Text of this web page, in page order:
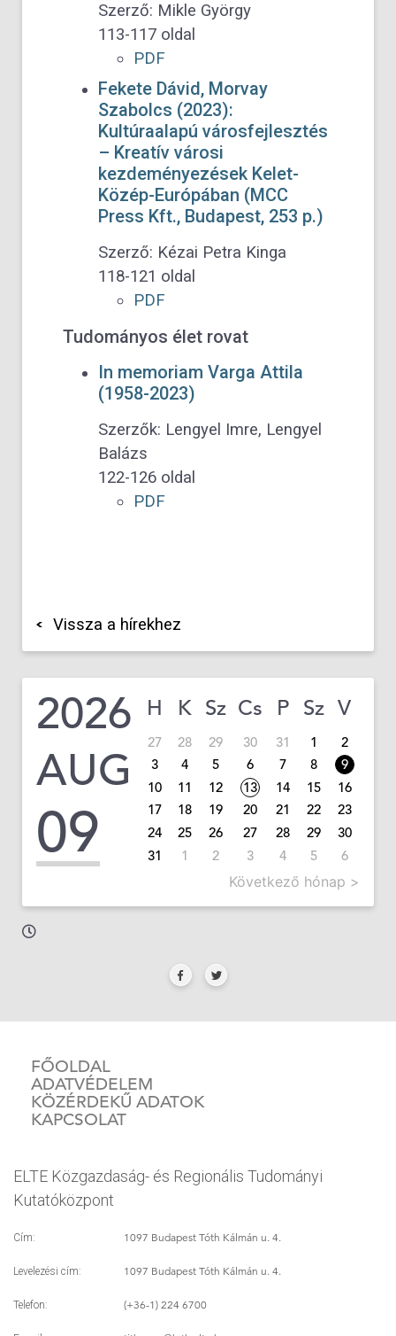
Szerző: Mikle György
113-117 oldal
PDF
Fekete Dávid, Morvay
Szabolcs (2023):
Kultúraalapú városfejlesztés
– Kreatív városi
kezdeményezések Kelet-
Közép-Európában (MCC
Press Kft., Budapest, 253 p.)
Szerző: Kézai Petra Kinga
118-121 oldal
PDF
Tudományos élet rovat
In memoriam Varga Attila
(1958-2023)
Szerzők: Lengyel Imre, Lengyel
Balázs
122-126 oldal
PDF
Vissza a hírekhez
2026
AUG
09
H K Sz Cs P Sz V
27 28 29 30 31 1
2
3
4 5 6 7 8
9
10
11 12 13 14 15
16
17
18 19 20 21 22
23
24
25 26 27 28 29
30
31
1 2 3 4 5 6
Következő hónap >
FŐOLDAL
ADATVÉDELEM
KÖZÉRDEKŰ ADATOK
KAPCSOLAT
ELTE Közgazdaság- és Regionális Tudományi
Kutatóközpont
Cím: 1097 Budapest Tóth Kálmán u. 4.
Levelezési cím: 1097 Budapest Tóth Kálmán u. 4.
Telefon: (+36-1) 224 6700